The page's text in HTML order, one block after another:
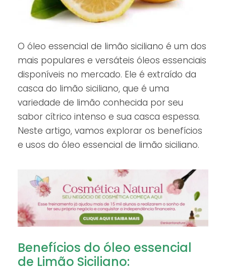
O óleo essencial de limão siciliano é um dos
mais populares e versáteis óleos essenciais
disponíveis no mercado. Ele é extraído da
casca do limão siciliano, que é uma
variedade de limão conhecida por seu
sabor cítrico intenso e sua casca espessa.
Neste artigo, vamos explorar os benefícios
e usos do óleo essencial de limão siciliano.
Benefícios do óleo essencial
de Limão Siciliano: